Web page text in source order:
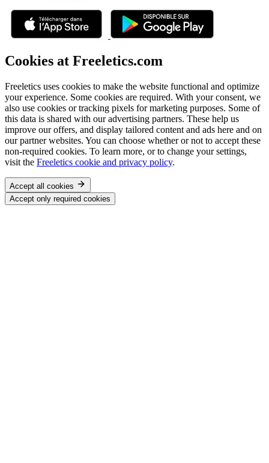
Cookies at Freeletics.com
Freeletics uses cookies to make the website functional and optimize
your experience. Some cookies are required. With your consent, we
also use cookies or tracking pixels for marketing purposes. Some of
this data is shared with our advertising partners. These help us
improve our offers, and display tailored content and ads here and on
our partner websites. You can choose whether or not to accept these
non-required cookies. To learn more, or to change your settings,
visit the Freeletics cookie and privacy policy.
Accept all cookies
Accept only required cookies